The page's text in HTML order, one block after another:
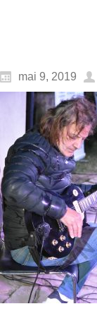
mai 9, 2019